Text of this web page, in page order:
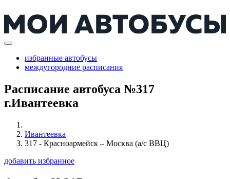
избранные автобусы
междугородние расписания
Расписание автобуса №317
г.Ивантеевка
Ивантеевка
317 - Красноармейск – Москва (а/с ВВЦ)
добавить избранное